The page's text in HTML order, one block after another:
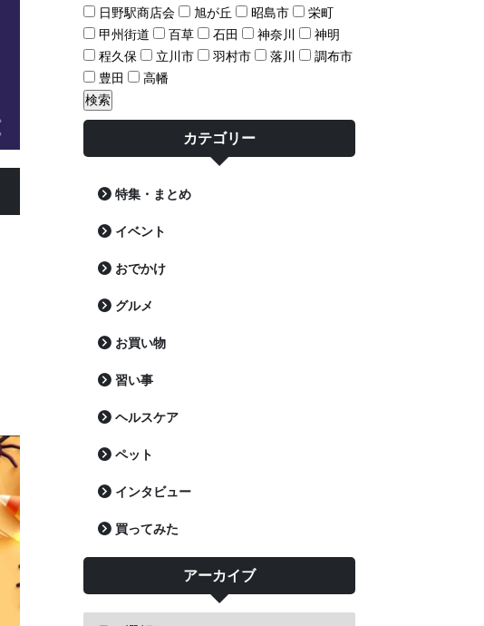
日野駅商店会
旭が丘 昭島市
栄町
甲州街道
百草 石田 神奈川
神明
程久保
立川市 羽村市 落川
調布市
豊田
高幡
カテゴリー
特集・まとめ
イベント
おでかけ
グルメ
お買い物
習い事
ヘルスケア
ペット
インタビュー
買ってみた
アーカイブ